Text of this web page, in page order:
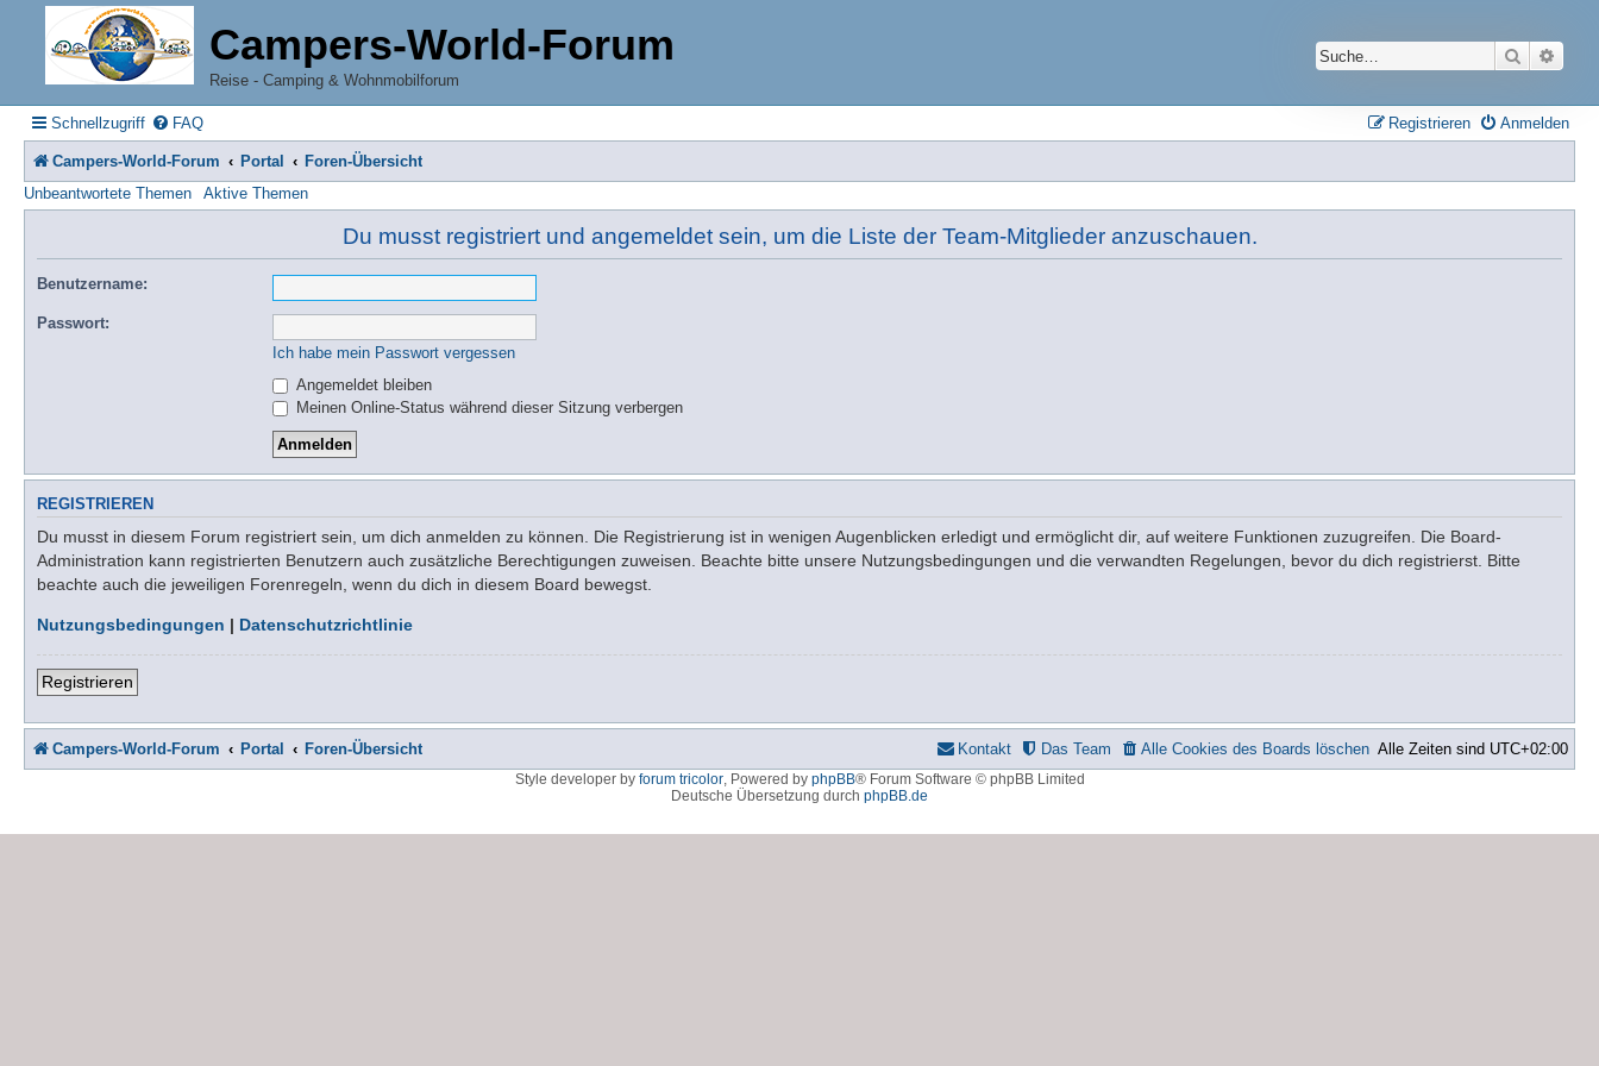
Campers-World-Forum
Reise - Camping & Wohnmobilforum
Suche
Schnellzugriff FAQ Anmelden
Registrieren
Campers-World-Forum Portal
Foren-Übersicht
Unbeantwortete Themen
Aktive Themen
Du musst registriert und angemeldet sein, um die Liste der Team-Mitglieder anzuschauen.
Benutzername:
Passwort:
Ich habe mein Passwort vergessen
Angemeldet bleiben
Meinen Online-Status während dieser Sitzung verbergen
REGISTRIEREN
Du musst in diesem Forum registriert sein, um dich anmelden zu können. Die Registrierung ist in wenigen Augenblicken erledigt und ermöglicht dir, auf weitere Funktionen zuzugreifen. Die Board-
Administration kann registrierten Benutzern auch zusätzliche Berechtigungen zuweisen. Beachte bitte unsere Nutzungsbedingungen und die verwandten Regelungen, bevor du dich registrierst. Bitte
beachte auch die jeweiligen Forenregeln, wenn du dich in diesem Board bewegst.
Nutzungsbedingungen | Datenschutzrichtlinie
Registrieren
Campers-World-Forum Portal Foren-Übersicht Alle Zeiten sind UTC+02:00
Alle Cookies des Boards löschen
Das Team
Kontakt
Style developer by forum tricolor, Powered by phpBB® Forum Software © phpBB Limited
Deutsche Übersetzung durch phpBB.de